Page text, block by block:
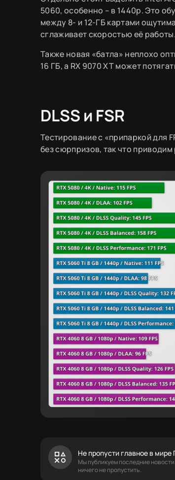
5060, особенно – в 1440p. Это
между 8- и 12-ГБ картами
сглаживает скоростью её работы.
Также новая «батла» неплохо
16 ГБ, а RX 9070 XT может
DLSS и FSR
Тестирование с «припаркой для
без сюрпризов, так что
Не пропусти главное в мире
Мы публикуем последние
ничего не пропустить.